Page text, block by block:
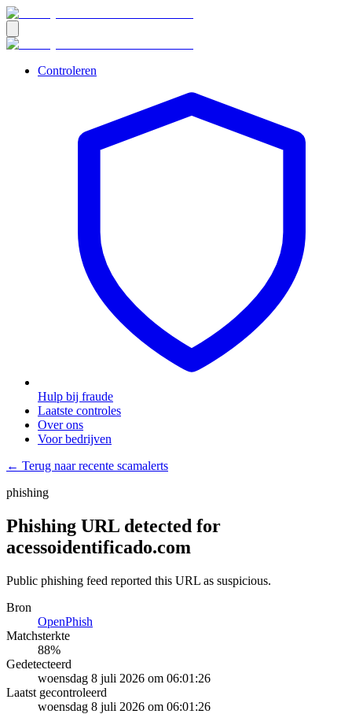
Controleren
Hulp bij fraude
Laatste controles
Over ons
Voor bedrijven
← Terug naar recente scamalerts
phishing
Phishing URL detected for
acessoidentificado.com
Public phishing feed reported this URL as suspicious.
Bron
OpenPhish
Matchsterkte
88%
Gedetecteerd
woensdag 8 juli 2026 om 06:01:26
Laatst gecontroleerd
woensdag 8 juli 2026 om 06:01:26